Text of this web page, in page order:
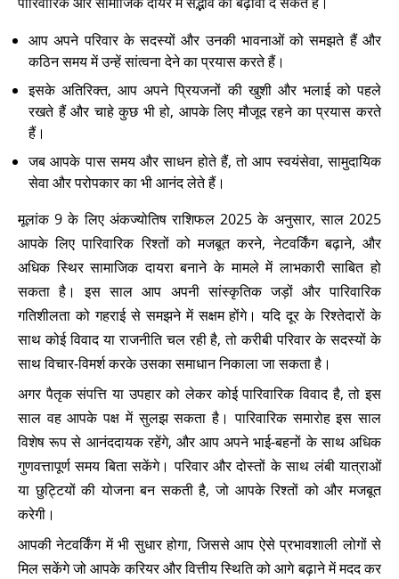
आप अपने परिवार के सदस्यों और उनकी भावनाओं को समझते हैं और
कठिन समय में उन्हें सांत्वना देने का प्रयास करते हैं।
इसके अतिरिक्त, आप अपने प्रियजनों की खुशी और भलाई को पहले
रखते हैं और चाहे कुछ भी हो, आपके लिए मौजूद रहने का प्रयास करते
हैं।
जब आपके पास समय और साधन होते हैं, तो आप स्वयंसेवा, सामुदायिक
सेवा और परोपकार का भी आनंद लेते हैं।
मूलांक 9 के लिए अंकज्योतिष राशिफल 2025 के अनुसार, साल 2025
आपके लिए पारिवारिक रिश्तों को मजबूत करने, नेटवर्किंग बढ़ाने, और
अधिक स्थिर सामाजिक दायरा बनाने के मामले में लाभकारी साबित हो
सकता है। इस साल आप अपनी सांस्कृतिक जड़ों और पारिवारिक
गतिशीलता को गहराई से समझने में सक्षम होंगे। यदि दूर के रिश्तेदारों के
साथ कोई विवाद या राजनीति चल रही है, तो करीबी परिवार के सदस्यों के
साथ विचार-विमर्श करके उसका समाधान निकाला जा सकता है।
अगर पैतृक संपत्ति या उपहार को लेकर कोई पारिवारिक विवाद है, तो इस
साल वह आपके पक्ष में सुलझ सकता है। पारिवारिक समारोह इस साल
विशेष रूप से आनंददायक रहेंगे, और आप अपने भाई-बहनों के साथ अधिक
गुणवत्तापूर्ण समय बिता सकेंगे। परिवार और दोस्तों के साथ लंबी यात्राओं
या छुट्टियों की योजना बन सकती है, जो आपके रिश्तों को और मजबूत
करेगी।
आपकी नेटवर्किंग में भी सुधार होगा, जिससे आप ऐसे प्रभावशाली लोगों से
मिल सकेंगे जो आपके करियर और वित्तीय स्थिति को आगे बढ़ाने में मदद कर